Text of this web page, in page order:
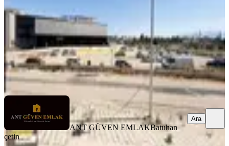
17.000 ₺
ANT GÜVEN EMLAKBatuhan çetin
Ara
ANT GÜVEN EMLAKBatuhan
çetin
Ara